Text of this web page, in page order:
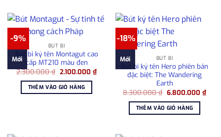
-9%
Mới
BÚT BI
Bút bi ký tên Montagut cao
cấp MT210 màu đen
2.300.000₫ Giá
là:
2.300.000 ₫.
2.100.000 ₫Giá
hiện
2.100.000 ₫.
THÊM VÀO GIỎ HÀNG
-18%
Mới BÚT BI
Bút bi ký tên Hero phiên bản
đặc biệt: The Wandering
Earth
8.300.000₫ Giá
là:
8.300.000 ₫.
6.800.000 ₫Giá
hiện
THÊM VÀO GIỎ HÀNG